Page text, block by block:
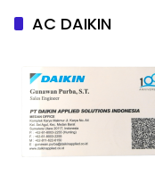
AC DAIKIN